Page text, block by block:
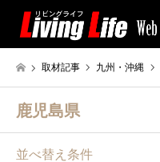
取材記事 九州・沖縄
鹿児島県
並べ替え条件